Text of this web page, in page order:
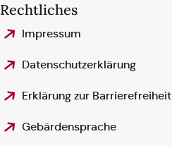
Rechtliches
Impressum
Datenschutzerklärung
Erklärung zur Barrierefreiheit
Gebärdensprache